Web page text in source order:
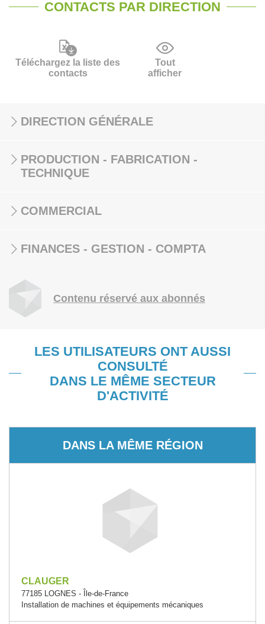
CONTACTS PAR DIRECTION
Téléchargez la liste des
contacts
Tout
afficher
DIRECTION GÉNÉRALE
PRODUCTION - FABRICATION -
TECHNIQUE
COMMERCIAL
FINANCES - GESTION - COMPTA
Contenu réservé aux abonnés
LES UTILISATEURS ONT AUSSI
CONSULTÉ
DANS LE MÊME SECTEUR
D'ACTIVITÉ
DANS LA MÊME RÉGION
CLAUGER
77185 LOGNES - Île-de-France
Installation de machines et équipements mécaniques